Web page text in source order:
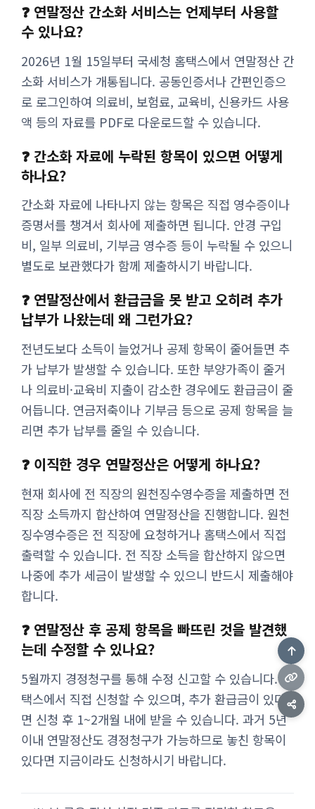
❓ 연말정산 간소화 서비스는 언제부터 사용할
수 있나요?
2026년 1월 15일부터 국세청 홈택스에서 연말정산 간
소화 서비스가 개통됩니다. 공동인증서나 간편인증으
로 로그인하여 의료비, 보험료, 교육비, 신용카드 사용
액 등의 자료를 PDF로 다운로드할 수 있습니다.
❓ 간소화 자료에 누락된 항목이 있으면 어떻게
하나요?
간소화 자료에 나타나지 않는 항목은 직접 영수증이나
증명서를 챙겨서 회사에 제출하면 됩니다. 안경 구입
비, 일부 의료비, 기부금 영수증 등이 누락될 수 있으니
별도로 보관했다가 함께 제출하시기 바랍니다.
❓ 연말정산에서 환급금을 못 받고 오히려 추가
납부가 나왔는데 왜 그런가요?
전년도보다 소득이 늘었거나 공제 항목이 줄어들면 추
가 납부가 발생할 수 있습니다. 또한 부양가족이 줄거
나 의료비·교육비 지출이 감소한 경우에도 환급금이 줄
어듭니다. 연금저축이나 기부금 등으로 공제 항목을 늘
리면 추가 납부를 줄일 수 있습니다.
❓ 이직한 경우 연말정산은 어떻게 하나요?
현재 회사에 전 직장의 원천징수영수증을 제출하면 전
직장 소득까지 합산하여 연말정산을 진행합니다. 원천
징수영수증은 전 직장에 요청하거나 홈택스에서 직접
출력할 수 있습니다. 전 직장 소득을 합산하지 않으면
나중에 추가 세금이 발생할 수 있으니 반드시 제출해야
합니다.
❓ 연말정산 후 공제 항목을 빠뜨린 것을 발견했
는데 수정할 수 있나요?
5월까지 경정청구를 통해 수정 신고할 수 있습니다. 홈
택스에서 직접 신청할 수 있으며, 추가 환급금이 있다
면 신청 후 1~2개월 내에 받을 수 있습니다. 과거 5년
이내 연말정산도 경정청구가 가능하므로 놓친 항목이
있다면 지금이라도 신청하시기 바랍니다.